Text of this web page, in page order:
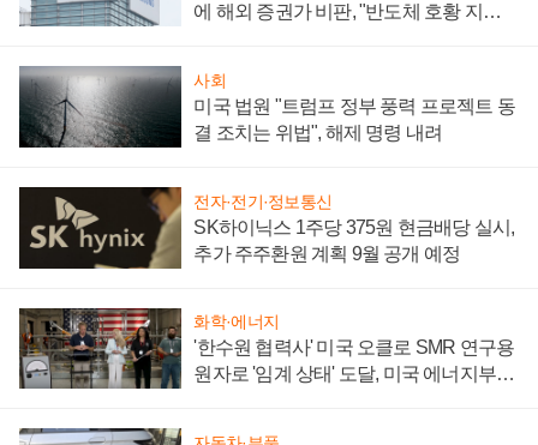
에 해외 증권가 비판, "반도체 호황 지속
사회
미국 법원 "트럼프 정부 풍력 프로젝트 동
결 조치는 위법", 해제 명령 내려
전자·전기·정보통신
SK하이닉스 1주당 375원 현금배당 실시,
추가 주주환원 계획 9월 공개 예정
화학·에너지
'한수원 협력사' 미국 오클로 SMR 연구용
원자로 '임계 상태' 도달, 미국 에너지부